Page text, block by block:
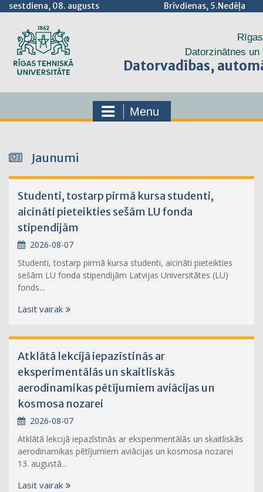
sestdiena, 08. augusts Brīvdienas, 5.Nedēļa
Datorzinātnes
Datorvadības,
Menu
Jaunumi
Studenti, tostarp pirmā kursa studenti,
aicināti pieteikties sešām LU fonda
stipendijām
2026-08-07
Studenti, tostarp pirmā kursa studenti, aicināti pieteikties
sešām LU fonda stipendijām Latvijas Universitātes (LU)
fonds...
Lasit vairak
Atklātā lekcijā iepazīstinās ar
eksperimentālās un skaitliskās
aerodinamikas pētījumiem aviācijas un
kosmosa nozarei
2026-08-07
Atklātā lekcijā iepazīstinās ar eksperimentālās un skaitliskās
aerodinamikas pētījumiem aviācijas un kosmosa nozarei
13. augustā...
Lasit vairak